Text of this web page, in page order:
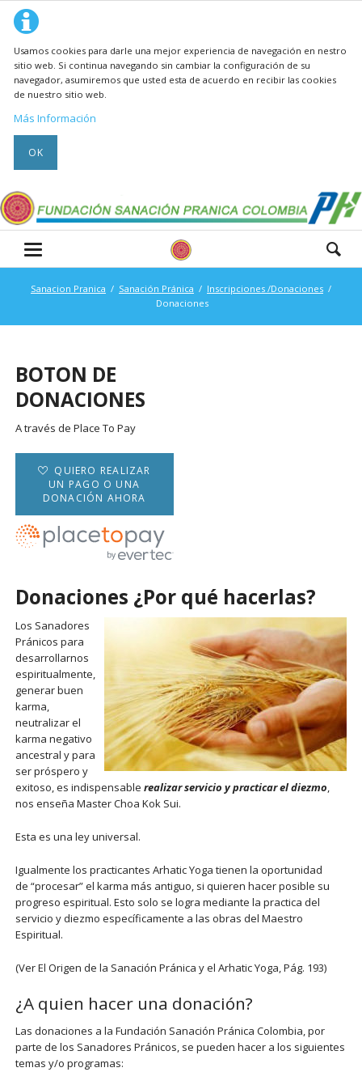
Usamos cookies para darle una mejor experiencia de navegación en nestro
sitio web. Si continua navegando sin cambiar la configuración de su
navegador, asumiremos que usted esta de acuerdo en recibir las cookies
de nuestro sitio web.
Más Información
OK
Sanacion Pranica Sanación Pránica
Inscripciones /Donaciones
Donaciones
BOTON DE
DONACIONES
A través de Place To Pay
QUIERO REALIZAR
UN PAGO O UNA
DONACIÓN AHORA
Donaciones ¿Por qué hacerlas?
Los Sanadores
Pránicos para
desarrollarnos
espiritualmente,
generar buen
karma,
neutralizar el
karma negativo
ancestral y para
ser próspero y
exitoso, es indispensable realizar servicio y practicar el diezmo,
nos enseña Master Choa Kok Sui.
Esta es una ley universal.
Igualmente los practicantes Arhatic Yoga tienen la oportunidad
de “procesar” el karma más antiguo, si quieren hacer posible su
progreso espiritual. Esto solo se logra mediante la practica del
servicio y diezmo específicamente a las obras del Maestro
Espiritual.
(Ver El Origen de la Sanación Pránica y el Arhatic Yoga, Pág. 193)
¿A quien hacer una donación?
Las donaciones a la Fundación Sanación Pránica Colombia, por
parte de los Sanadores Pránicos, se pueden hacer a los siguientes
temas y/o programas: